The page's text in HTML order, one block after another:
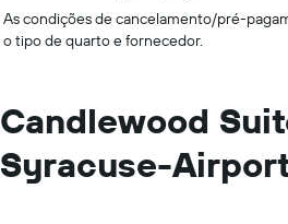
As condições de cancelamento/pré-
o tipo de quarto e fornecedor.
Candlewood
Syracuse-